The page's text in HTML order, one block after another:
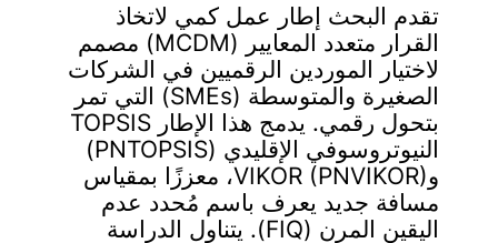
تقدم البحث إطار عمل كمي لاتخاذ
القرار متعدد المعايير (MCDM) مصمم
لاختيار الموردين الرقميين في الشركات
الصغيرة والمتوسطة (SMEs) التي تمر
بتحول رقمي. يدمج هذا الإطار TOPSIS
النيوتروسوفي الإقليدي (PNTOPSIS)
وVIKOR (PNVIKOR)، معززًا بمقياس
مسافة جديد يعرف باسم مُحدد عدم
اليقين المرن (FIQ). يتناول الدراسة